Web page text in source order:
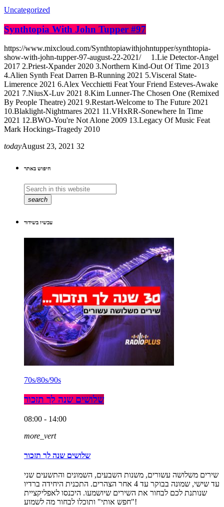
Uncategorized
Synthtopia With John Tupper #97
https://www.mixcloud.com/Synthtopiawithjohntupper/synthtopia-
show-with-john-tupper-97-august-22-2021/ 1.Lie Detector-Angel
2017 2.Priest-Xpander 2020 3.Northern Kind-Out Of Time 2013
4.Alien Synth Feat Darren B-Running 2021 5.Visceral State-
Limerence 2021 6.Alex Vecchietti Feat Your Friend Esteves-Awake
2021 7.NiusX-Luv 2021 8.Kim Lunner-The Chosen One (Remixed
By People Theatre) 2021 9.Restart-Welcome to The Future 2021
10.Blaklight-Nightmares 2021 11.VHxRR-Sonewhere In Time
2021 12.BWO-You're Not Alone 2009 13.Legacy Of Music Feat
Mark Hockings-Tragedy 2010
todayAugust 23, 2021 32
חיפוש באתר
search
עכשיו בשידור
70s/80s/90s
שלושים שנה לך תזכור
08:00 - 14:00
more_vert
שלושים שנה לך תזכור
שירים משלושה עשורים, משנות השבעים, השמונים והתשעים שני
עד שישי, שמונה בבוקר עד 4 אחר הצהרים. התכנית היחידה ברדיו
שנותנת לכם לבחור את השירים שיושמעו. היכנסו לאפליקציית
"חפש אותי" ותוכלו לבחור מה לשמוע!